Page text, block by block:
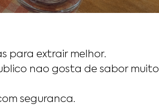
para extrair melhor.
nao gosta de sabor muito
seguranca.